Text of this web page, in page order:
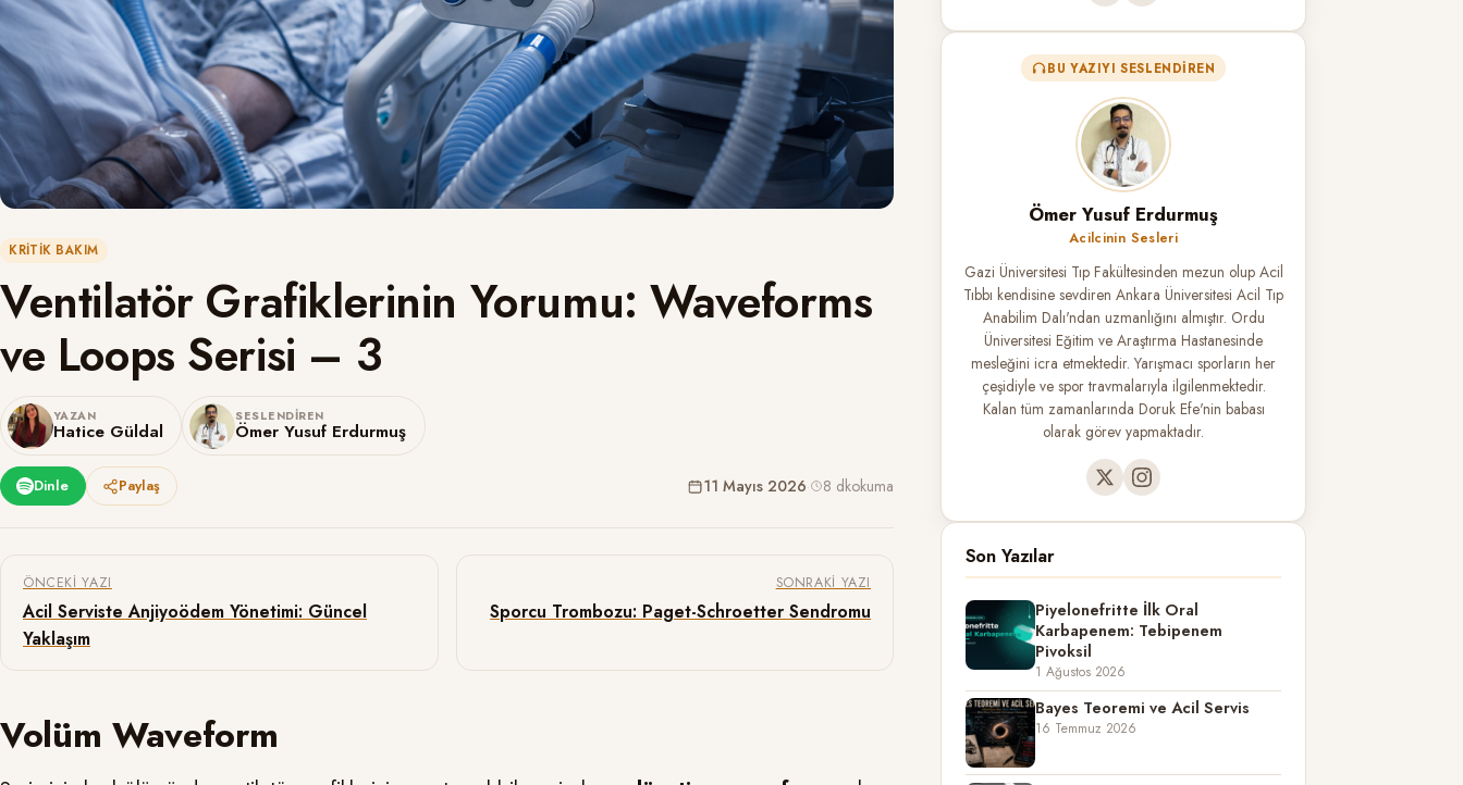
KRITIK BAKIM
Ventilatör Grafiklerinin Yorumu: Waveforms
ve Loops Serisi – 3
YAZAN
Hatice Güldal
SESLENDIREN
Ömer Yusuf Erdurmuş
11 Mayıs 2026· 8 dkokuma
Dinle Paylaş
Yazı gezinmesi
ÖNCEKI YAZI
Acil Serviste Anjiyoödem Yönetimi: Güncel
Yaklaşım
SONRAKI YAZI
Sporcu Trombozu: Paget-Schroetter Sendromu
Volüm Waveform
BU YAZIYI SESLENDIREN
Ömer Yusuf Erdurmuş
Acilcinin Sesleri
Gazi Üniversitesi Tıp Fakültesinden mezun olup Acil
Tıbbı kendisine sevdiren Ankara Üniversitesi Acil Tıp
Anabilim Dalı'ndan uzmanlığını almıştır. Ordu
Üniversitesi Eğitim ve Araştırma Hastanesinde
mesleğini icra etmektedir. Yarışmacı sporların her
çeşidiyle ve spor travmalarıyla ilgilenmektedir.
Kalan tüm zamanlarında Doruk Efe'nin babası
olarak görev yapmaktadır.
Son Yazılar
Piyelonefritte İlk Oral
Karbapenem: Tebipenem
Pivoksil
1 Ağustos 2026
Bayes Teoremi ve Acil Servis
16 Temmuz 2026